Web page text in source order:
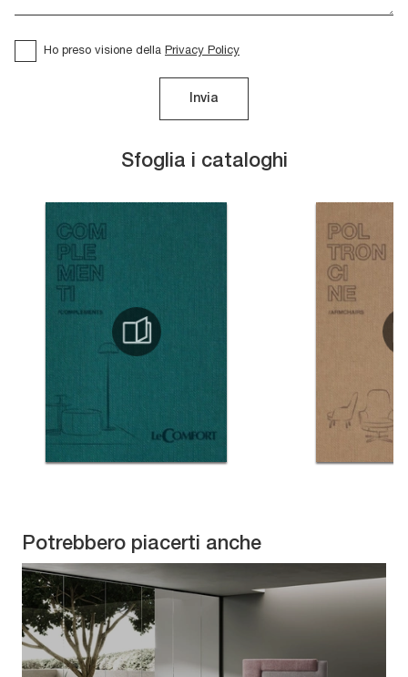
Sfoglia i cataloghi
Ho preso visione della Privacy Policy
Invia
Potrebbero piacerti anche